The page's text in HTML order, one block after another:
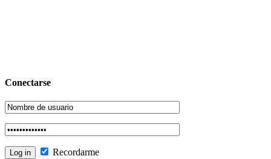
Conectarse
Recordarme